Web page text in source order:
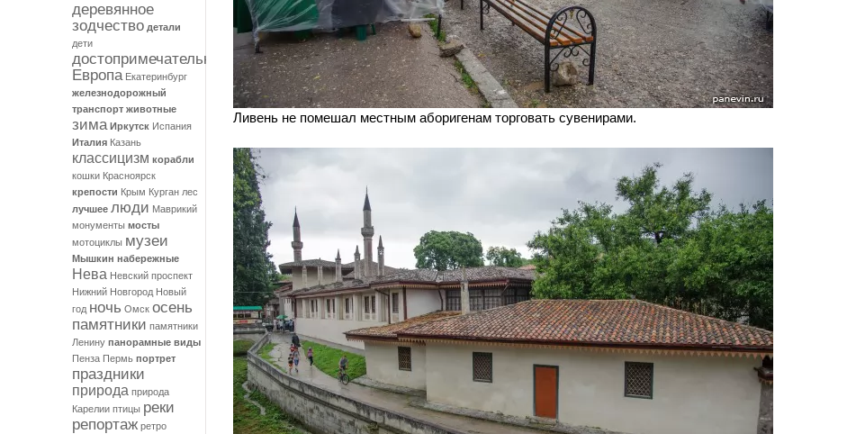
деревянное
зодчество детали
дети
достопримечательности
Европа Екатеринбург
железнодорожный
транспорт животные
зима Иркутск Испания
Италия Казань
классицизм корабли
кошки Красноярск
крепости Крым Курган лес
лучшее люди Маврикий
монументы мосты
мотоциклы музеи
Мышкин набережные
Нева Невский проспект
Нижний Новгород Новый
год ночь Омск осень
памятники памятники
Ленину панорамные виды
Пенза Пермь портрет
праздники
природа природа
Карелии птицы реки
репортаж ретро
Ливень не помешал местным аборигенам торговать сувенирами.